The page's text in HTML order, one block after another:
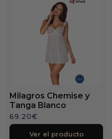
Milagros Chemise y
Tanga Blanco
69.20€
Ver el producto